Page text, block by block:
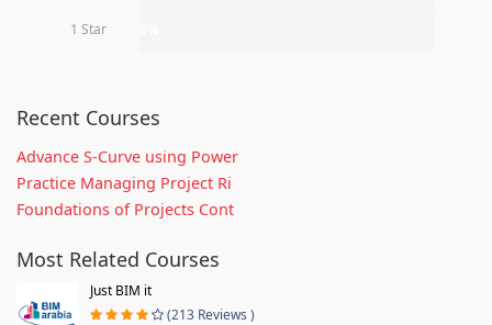
1 Star
Recent Courses
Advance S-Curve using Power
Practice Managing Project Ri
Foundations of Projects Cont
Most Related Courses
Just BIM it
(213 Reviews )